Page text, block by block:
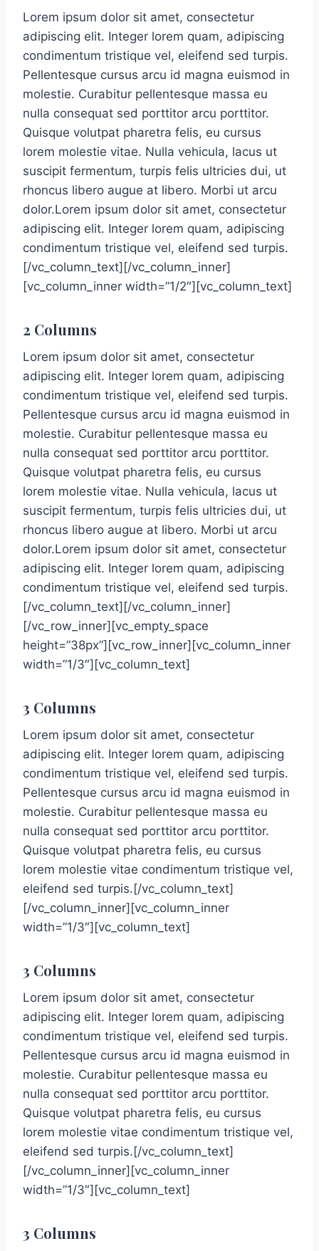
Lorem ipsum dolor sit amet, consectetur
adipiscing elit. Integer lorem quam, adipiscing
condimentum tristique vel, eleifend sed turpis.
Pellentesque cursus arcu id magna euismod in
molestie. Curabitur pellentesque massa eu
nulla consequat sed porttitor arcu porttitor.
Quisque volutpat pharetra felis, eu cursus
lorem molestie vitae. Nulla vehicula, lacus ut
suscipit fermentum, turpis felis ultricies dui, ut
rhoncus libero augue at libero. Morbi ut arcu
dolor.Lorem ipsum dolor sit amet, consectetur
adipiscing elit. Integer lorem quam, adipiscing
condimentum tristique vel, eleifend sed turpis.
[/vc_column_text][/vc_column_inner]
[vc_column_inner width=”1/2″][vc_column_text]
2 Columns
Lorem ipsum dolor sit amet, consectetur
adipiscing elit. Integer lorem quam, adipiscing
condimentum tristique vel, eleifend sed turpis.
Pellentesque cursus arcu id magna euismod in
molestie. Curabitur pellentesque massa eu
nulla consequat sed porttitor arcu porttitor.
Quisque volutpat pharetra felis, eu cursus
lorem molestie vitae. Nulla vehicula, lacus ut
suscipit fermentum, turpis felis ultricies dui, ut
rhoncus libero augue at libero. Morbi ut arcu
dolor.Lorem ipsum dolor sit amet, consectetur
adipiscing elit. Integer lorem quam, adipiscing
condimentum tristique vel, eleifend sed turpis.
[/vc_column_text][/vc_column_inner]
[/vc_row_inner][vc_empty_space
height=”38px”][vc_row_inner][vc_column_inner
width=”1/3″][vc_column_text]
3 Columns
Lorem ipsum dolor sit amet, consectetur
adipiscing elit. Integer lorem quam, adipiscing
condimentum tristique vel, eleifend sed turpis.
Pellentesque cursus arcu id magna euismod in
molestie. Curabitur pellentesque massa eu
nulla consequat sed porttitor arcu porttitor.
Quisque volutpat pharetra felis, eu cursus
lorem molestie vitae condimentum tristique vel,
eleifend sed turpis.[/vc_column_text]
[/vc_column_inner][vc_column_inner
width=”1/3″][vc_column_text]
3 Columns
Lorem ipsum dolor sit amet, consectetur
adipiscing elit. Integer lorem quam, adipiscing
condimentum tristique vel, eleifend sed turpis.
Pellentesque cursus arcu id magna euismod in
molestie. Curabitur pellentesque massa eu
nulla consequat sed porttitor arcu porttitor.
Quisque volutpat pharetra felis, eu cursus
lorem molestie vitae condimentum tristique vel,
eleifend sed turpis.[/vc_column_text]
[/vc_column_inner][vc_column_inner
width=”1/3″][vc_column_text]
3 Columns